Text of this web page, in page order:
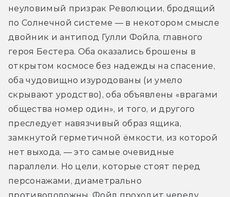
неуловимый призрак Революции, бродящий
по Солнечной системе — в некотором смысле
двойник и антипод Гулли Фойла, главного
героя Бестера. Оба оказались брошены в
открытом космосе без надежды на спасение,
оба чудовищно изуродованы (и умело
скрывают уродство), оба объявлены «врагами
общества номер один», и того, и другого
преследует навязчивый образ ящика,
замкнутой герметичной ёмкости, из которой
нет выхода, — это самые очевидные
параллели. Но цели, которые стоят перед
персонажами, диаметрально